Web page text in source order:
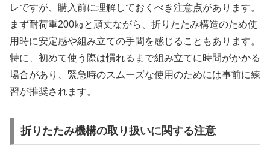
レですが、購入前に理解しておくべき注意点があります。
まず耐荷重200㎏と頑丈ながら、折りたたみ構造のため使
用時に安定感や組み立ての手間を感じることもあります。
特に、初めて使う際は慣れるまで組み立てに時間がかかる
場合があり、緊急時のスムーズな使用のためには事前に練
習が推奨されます。
折りたたみ機構の取り扱いに関する注意